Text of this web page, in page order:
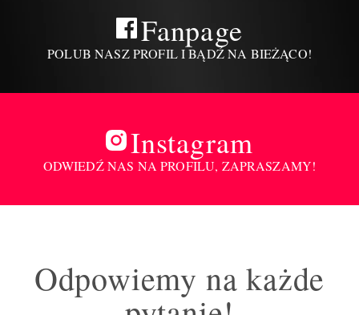
Fanpage
POLUB NASZ PROFIL I BĄDŹ NA BIEŻĄCO!
Instagram
ODWIEDŹ NAS NA PROFILU, ZAPRASZAMY!
Odpowiemy na każde